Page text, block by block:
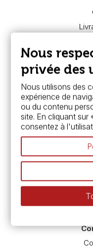
Carte
Chèque
Devis
Pass
Nos
Le
Différence
Préparer une toile
Nous
privée des
Nous utilisons des
expérience de
ou du contenu
site. En cliquant sur
consentez à